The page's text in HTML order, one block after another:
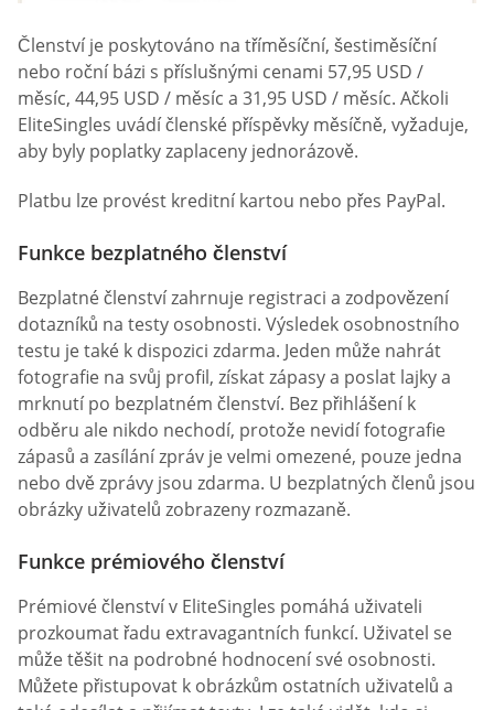
Členství je poskytováno na tříměsíční, šestiměsíční
nebo roční bázi s příslušnými cenami 57,95 USD /
měsíc, 44,95 USD / měsíc a 31,95 USD / měsíc. Ačkoli
EliteSingles uvádí členské příspěvky měsíčně, vyžaduje,
aby byly poplatky zaplaceny jednorázově.
Platbu lze provést kreditní kartou nebo přes PayPal.
Funkce bezplatného členství
Bezplatné členství zahrnuje registraci a zodpovězení
dotazníků na testy osobnosti. Výsledek osobnostního
testu je také k dispozici zdarma. Jeden může nahrát
fotografie na svůj profil, získat zápasy a poslat lajky a
mrknutí po bezplatném členství. Bez přihlášení k
odběru ale nikdo nechodí, protože nevidí fotografie
zápasů a zasílání zpráv je velmi omezené, pouze jedna
nebo dvě zprávy jsou zdarma. U bezplatných členů jsou
obrázky uživatelů zobrazeny rozmazaně.
Funkce prémiového členství
Prémiové členství v EliteSingles pomáhá uživateli
prozkoumat řadu extravagantních funkcí. Uživatel se
může těšit na podrobné hodnocení své osobnosti.
Můžete přistupovat k obrázkům ostatních uživatelů a